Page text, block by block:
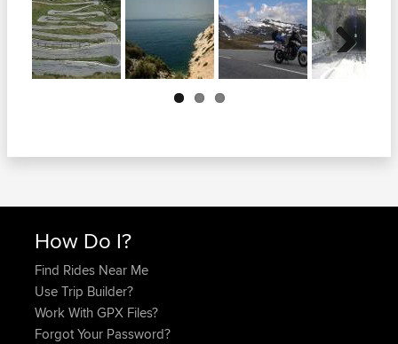
Next
How Do I?
Find Rides Near Me
Use Trip Builder?
Work With GPX Files?
Forgot Your Password?